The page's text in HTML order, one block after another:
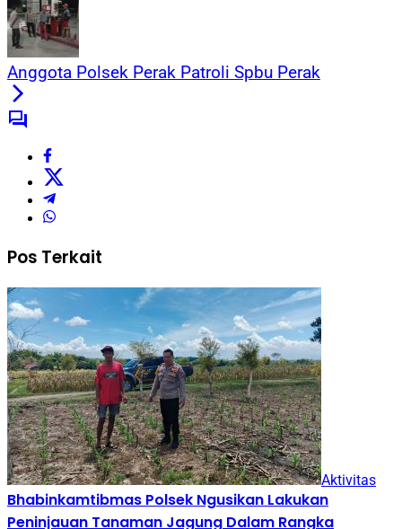
Anggota Polsek Perak Patroli Spbu Perak
Pos Terkait
Aktivitas
Bhabinkamtibmas Polsek Ngusikan Lakukan
Peninjauan Tanaman Jagung Dalam Rangka